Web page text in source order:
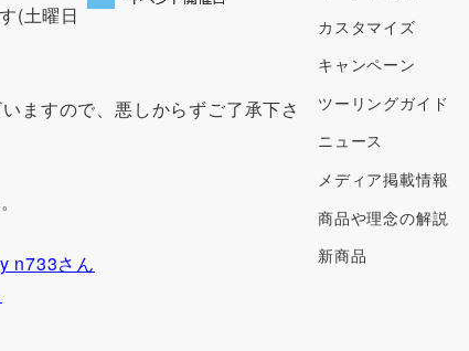
(土曜日
ますので、悪しからずご了承下さ
n733さん
カスタマイズ
キャンペーン
ツーリングガイド
ニュース
メディア掲載情報
商品や理念の解説
新商品